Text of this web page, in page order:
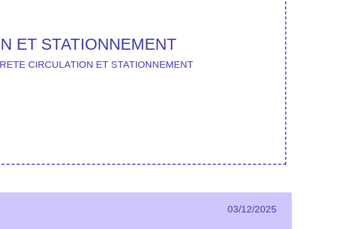
ET STATIONNEMENT
CIRCULATION ET STATIONNEMENT
03/12/2025